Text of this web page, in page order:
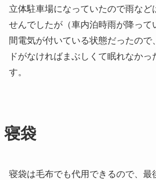
立体駐車場になっていたので雨など
せんでしたが（車内泊時雨が降って
間電気が付いている状態だったので
ドがなければまぶしくて眠れなかっ
す。
寝袋
寝袋は毛布でも代用できるので、最